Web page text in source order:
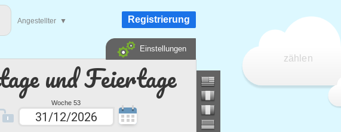
und Feiertage
Woche 53
zählen
Angestellter ▼ Registrierung
Einstellungen